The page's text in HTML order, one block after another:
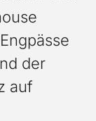
der
auf